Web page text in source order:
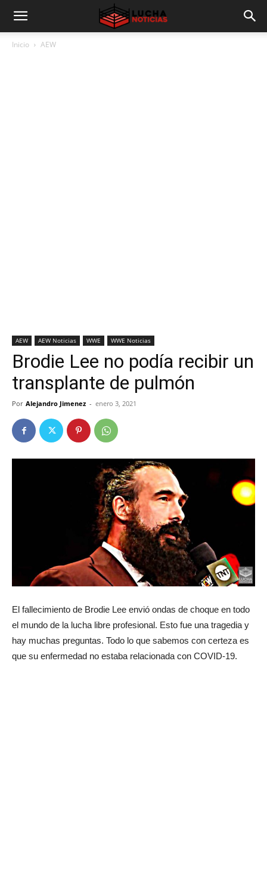
Inicio AEW
AEW AEW Noticias WWE WWE Noticias
Brodie Lee no podía recibir un
transplante de pulmón
Por Alejandro Jimenez - enero 3, 2021
El fallecimiento de Brodie Lee envió ondas de choque en todo
el mundo de la lucha libre profesional. Esto fue una tragedia y
hay muchas preguntas. Todo lo que sabemos con certeza es
que su enfermedad no estaba relacionada con COVID-19.